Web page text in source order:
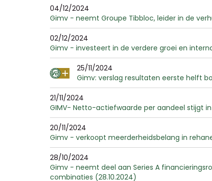
04/12/2024
Gimv - neemt Groupe Tibbloc, leider in de
02/12/2024
Gimv - investeert in de verdere groei en
25/11/2024
Gimv: verslag resultaten eerste helft
21/11/2024
GIMV- Netto-actiefwaarde per aandeel stijgt in
20/11/2024
Gimv - verkoopt meerderheidsbelang in
28/10/2024
Gimv - neemt deel aan Series A
combinaties (28.10.2024)